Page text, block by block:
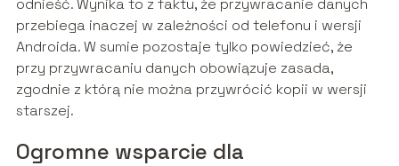
odnieść. Wynika to z faktu, że przywracanie danych
przebiega inaczej w zależności od telefonu i wersji
Androida. W sumie pozostaje tylko powiedzieć, że
przy przywracaniu danych obowiązuje zasada,
zgodnie z którą nie można przywrócić kopii w wersji
starszej.
Ogromne wsparcie dla